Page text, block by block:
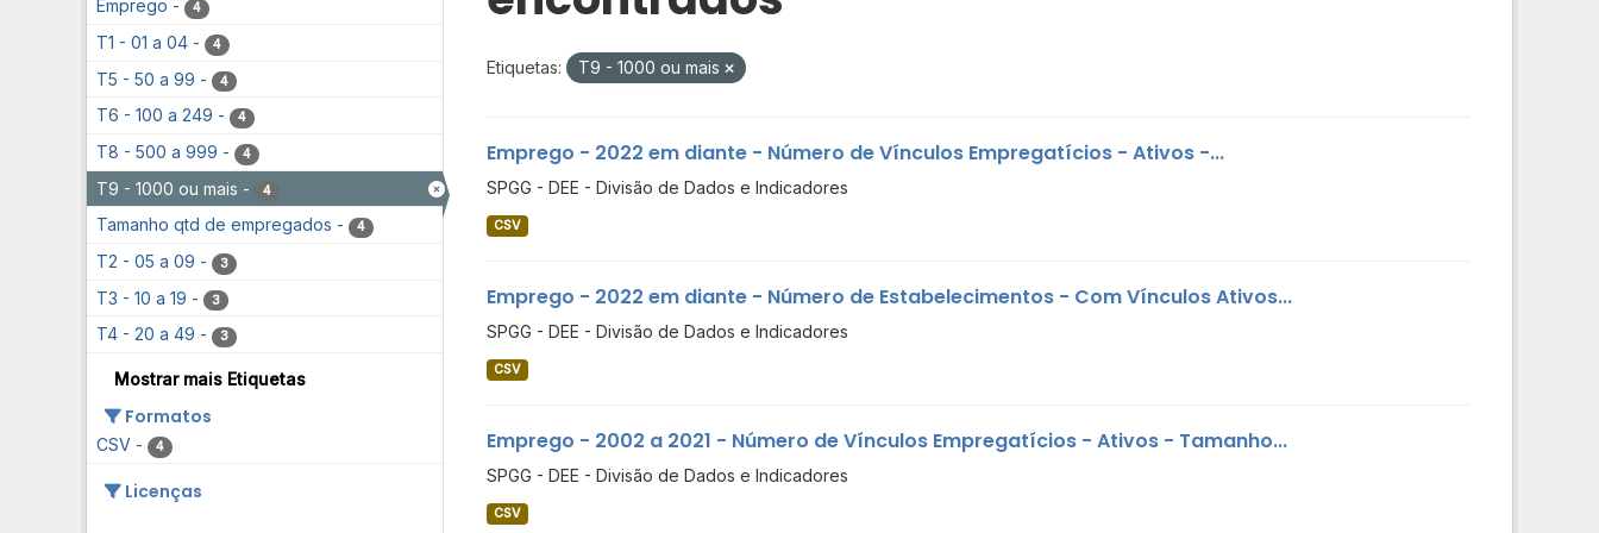
Emprego - 4
T1 - 01 a 04 - 4
T5 - 50 a 99 - 4
T6 - 100 a 249 - 4
T8 - 500 a 999 - 4
T9 - 1000 ou mais - 4
Tamanho qtd de empregados - 4
T2 - 05 a 09 - 3
T3 - 10 a 19 - 3
T4 - 20 a 49 - 3
Mostrar mais Etiquetas
Formatos
CSV - 4
Licenças
Etiquetas: T9 - 1000 ou mais
Emprego - 2022 em diante - Número de Vínculos Empregatícios - Ativos -...
SPGG - DEE - Divisão de Dados e Indicadores
CSV
Emprego - 2022 em diante - Número de Estabelecimentos - Com Vínculos Ativos...
SPGG - DEE - Divisão de Dados e Indicadores
CSV
Emprego - 2002 a 2021 - Número de Vínculos Empregatícios - Ativos - Tamanho...
SPGG - DEE - Divisão de Dados e Indicadores
CSV